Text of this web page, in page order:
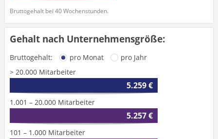
Bruttogehalt bei 40 Wochenstunden.
Gehalt nach Unternehmensgröße:
Bruttogehalt: pro Monat
pro Jahr
> 20.000 Mitarbeiter
5.259 €
1.001 – 20.000 Mitarbeiter
5.257 €
101 – 1.000 Mitarbeiter